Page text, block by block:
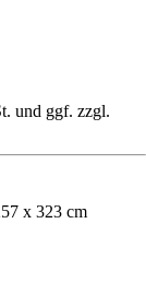
und ggf. zzgl.
x 323 cm